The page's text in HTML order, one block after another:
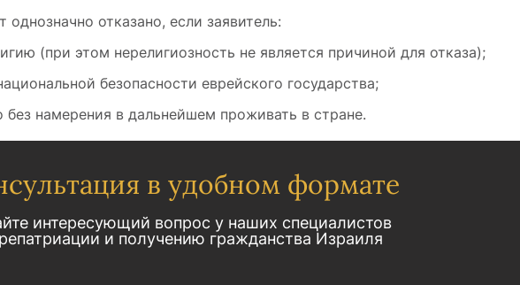
отказано, если заявитель:
(при этом нерелигиозность не является причиной для отказа);
безопасности еврейского государства;
без намерения в дальнейшем проживать в стране.
в удобном формате
интересующий вопрос у наших специалистов
и получению гражданства Израиля